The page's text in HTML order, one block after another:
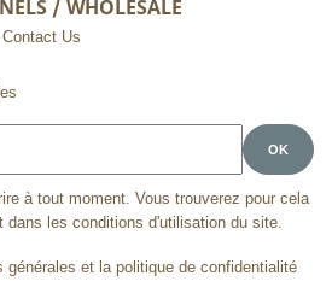
/ WHOLESALE
Us
à tout moment. Vous trouverez pour cela
dans les conditions d'utilisation du site.
générales et la politique de confidentialité